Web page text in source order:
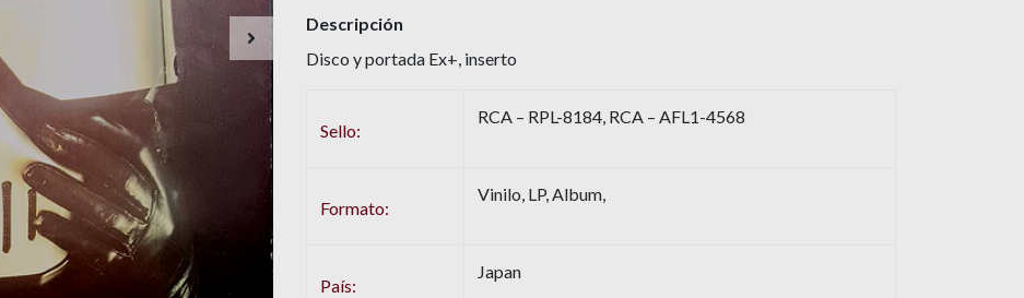
Descripción
Disco y portada Ex+, inserto
Sello:
RCA – RPL-8184, RCA – AFL1-4568
Formato:
Vinilo, LP, Album,
País:
Japan